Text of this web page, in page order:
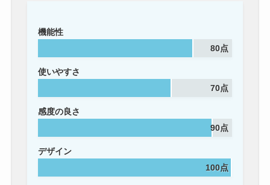
機能性
80点
使いやすさ
70点
感度の良さ
90点
デザイン
100点